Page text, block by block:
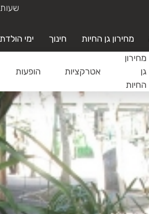
ימי א'-ה'
מחירון גן החיות חינוך ימי הולדת
מחירון
גן
החיות
אטרקציות הופעות